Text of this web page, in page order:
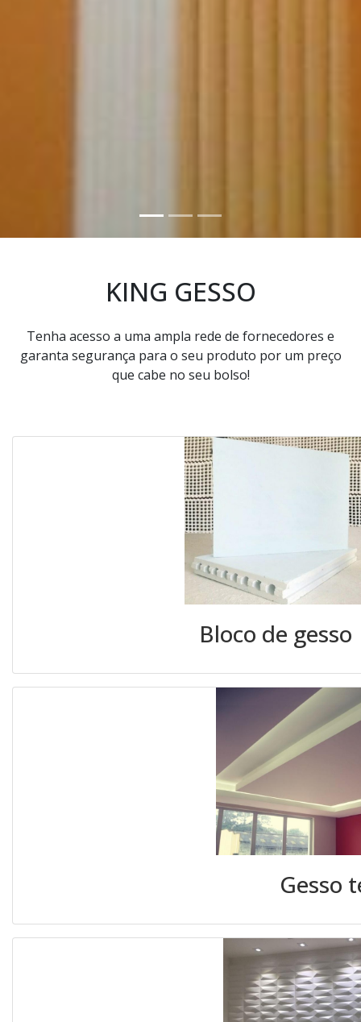
KING GESSO
Tenha acesso a uma ampla rede de fornecedores e
garanta segurança para o seu produto por um preço
que cabe no seu bolso!
Bloco de gesso
Gesso